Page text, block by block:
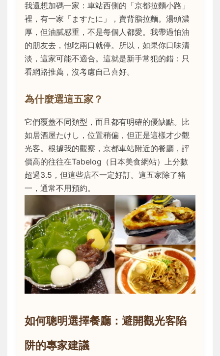
我還想加碼一家：車站西側的「京都拉麵小路」
裡，有一家「ますたに」，賣背脂拉麵。湯頭濃
厚，但油膩感重，不是每個人都愛。我帶過怕油
的朋友去，他吃兩口就停。所以，如果你口味清
淡，這家可能不適合。這就是新手常犯的錯：只
看網路推薦，沒考慮自己喜好。
為什麼選這五家？
它們覆蓋不同類型，而且都有明確的優缺點。比
如居酒屋たけし，位置稍偏，但正是這樣才少觀
光客。根據我的觀察，京都車站附近的餐廳，評
價高的往往在Tabelog（日本美食網站）上分數
超過3.5，但這些店不一定好訂。這五家除了豬
一，通常不用預約。
如何聰明選擇餐廳：避開觀光客陷
阱的專家建議